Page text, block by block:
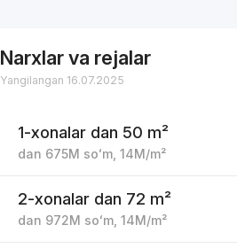
Narxlar va rejalar
Yangilangan 16.07.2025
1-xonalar dan 50 m²
dan 675M soʻm ,14M/m²
2-xonalar dan 72 m²
dan 972M soʻm ,14M/m²